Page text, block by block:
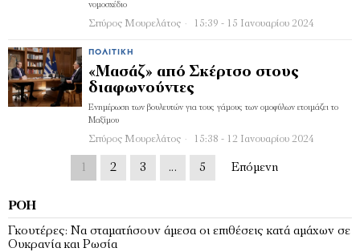
νομοσχέδιο
Σπύρος Μουρελάτος 15:39 - 15 Ιανουαρίου 2024
ΠΟΛΙΤΙΚΉ
«Μασάζ» από Σκέρτσο στους
διαφωνούντες
Ενημέρωση των βουλευτών για τους γάμους των ομοφύλων ετοιμάζει το
Μαξίμου
Σπύρος Μουρελάτος 15:38 - 12 Ιανουαρίου 2024
1 2 3 … 5 Επόμενη
ΡΟΉ
Γκουτέρες: Να σταματήσουν άμεσα οι επιθέσεις κατά αμάχων σε
Ουκρανία και Ρωσία